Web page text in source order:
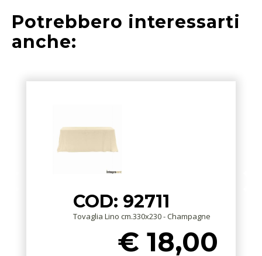
Potrebbero interessarti
anche:
COD: 92711
Tovaglia Lino cm.330x230 - Champagne
€ 18,00